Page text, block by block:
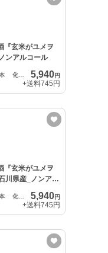
『玄米がユメヲ
ンアルコール
玄米甘酒 490ml 3本 化粧箱入り
5,940円
+送料745円
『玄米がユメヲ
川県産_ノンアル
玄米甘酒 490ml 3本 化粧箱入り
5,940円
+送料745円